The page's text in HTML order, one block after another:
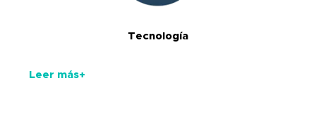
Tecnología
Leer más+